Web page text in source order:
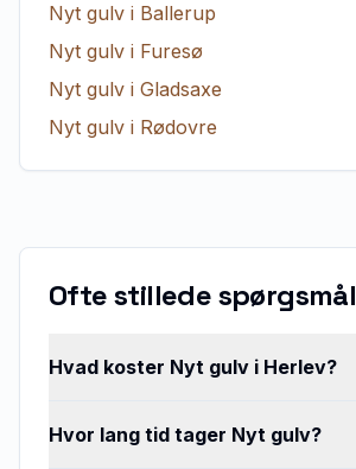
Nyt gulv i Ballerup
Nyt gulv i Furesø
Nyt gulv i Gladsaxe
Nyt gulv i Rødovre
Ofte stillede spørgsmål
Hvad koster Nyt gulv i Herlev?
Hvor lang tid tager Nyt gulv?